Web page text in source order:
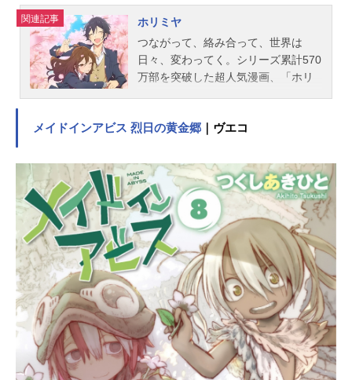
ットモンスタースケジュール2016年
7月16日（土）キャストサトシ：松
本...
関連記事
ホリミヤ
つながって、絡み合って、世界は
日々、変わってく。シリーズ累計570
万部を突破した超人気漫画、「ホリ
良く学校ではクラスの中心的存在。
寄り道もせず家事や年の離れた弟の
面倒に勤しむ家庭的な高校生。ある
日、ケガをした弟創太を見知らぬ男
が堀の家に送り届けに来た。「堀さ
ん」そう呼ばれ話してみると、実は
彼はクラスメイトで――クラス一の
モテ女子とネクラ男子が出逢った
ら！︖恋愛、友情。青春が詰まった
超微炭酸系スクールライフ！作品名
ホリミヤ放送形態TVアニメスケジュ
ール2021年1月9日（土）～2021年4
月3日（土）TOKYOMXほか話数全13
話キャスト堀京子：戸松遥宮村伊
メイドインアビス 烈日の黄金郷 ｜ヴエコ